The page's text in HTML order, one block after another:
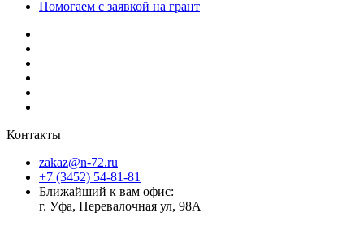
Помогаем с заявкой на грант
Контакты
zakaz@n-72.ru
+7 (3452) 54-81-81
Ближайший к вам офис:
г. Уфа, Перевалочная ул, 98А